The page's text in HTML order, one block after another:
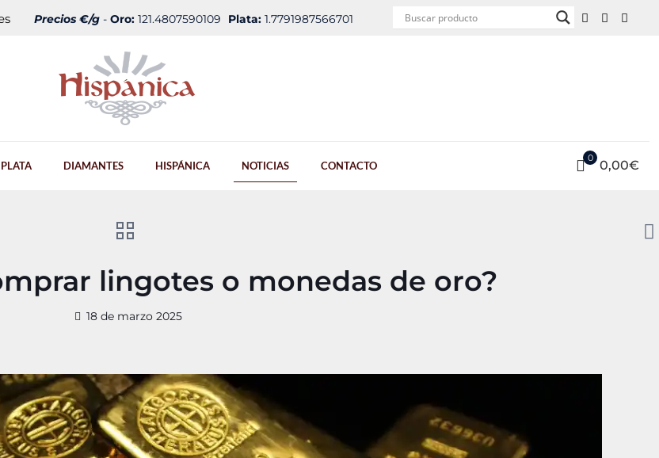
Precios €/g - Oro: 121.4807590109 Plata: 1.7791987566701
PLATA DIAMANTES HISPÁNICA NOTICIAS CONTACTO
0 0,00€
lingotes o monedas de oro?
18 de marzo 2025